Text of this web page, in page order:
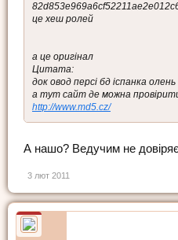
це хеш ролей
а це оригінал
Цитата:
док овод персі бд іспанка олень
а тут сайт де можна
http://www.md5.cz/
А нашо? Ведучим не
3 лют 2011